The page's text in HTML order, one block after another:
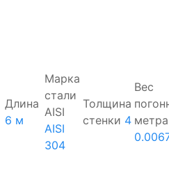
Длина
6 м
Марка
стали
AISI
AISI
304
Толщина
стенки 4
Вес
метра